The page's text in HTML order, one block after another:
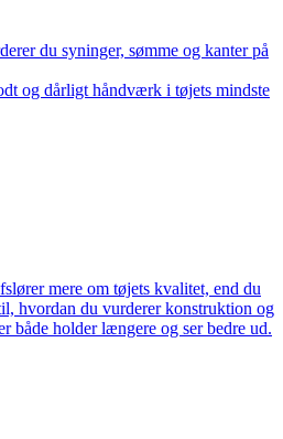
du syninger, sømme og kanter på
og dårligt håndværk i tøjets mindste
mere om tøjets kvalitet, end du
hvordan du vurderer konstruktion og
både holder længere og ser bedre ud.